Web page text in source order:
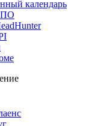
календарь
ПО